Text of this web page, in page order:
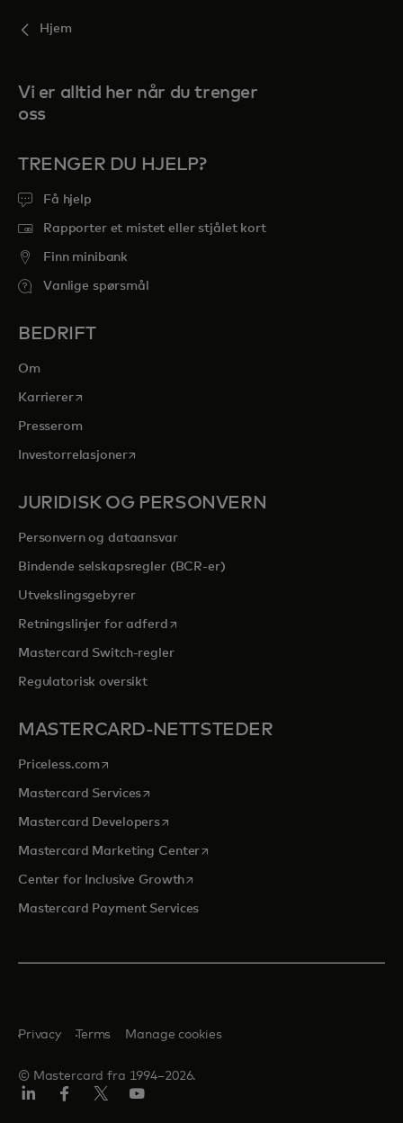
Hjem
Vi er alltid her når du trenger
oss
TRENGER DU HJELP?
Få hjelp
Rapporter et mistet eller stjålet kort
Finn minibank
Vanlige spørsmål
BEDRIFT
Om
Karriereropens in a new tab
Presserom
Investorrelasjoneropens in a new tab
JURIDISK OG PERSONVERN
Personvern og dataansvar
Bindende selskapsregler (BCR-er)
Utvekslingsgebyrer
Retningslinjer for adferdopens in a new tab
Mastercard Switch-regler
Regulatorisk oversikt
MASTERCARD-NETTSTEDER
Priceless.com opens in a new tab
Mastercard Servicesopens in a new tab
Mastercard Developersopens in a new tab
Mastercard Marketing Centeropens in a new tab
Center for Inclusive Growthopens in a new tab
Mastercard Payment Services
© Mastercard fra 1994–2026.
Privacy Terms Manage cookies